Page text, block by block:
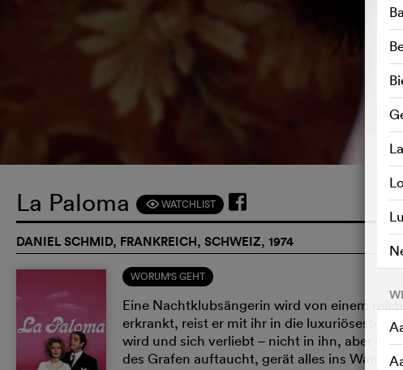
La Paloma F WATCHLIST
DANIEL SCHMID, FRANKREICH, SCHWEIZ, 1974
WORUM'S GEHT
Eine Nachtklubsängerin wird von einem
erkrankt, reist er mit ihr in die luxuriösesten
wird und sich verliebt – nicht in ihn, aber in
des Grafen auftaucht, gerät alles ins